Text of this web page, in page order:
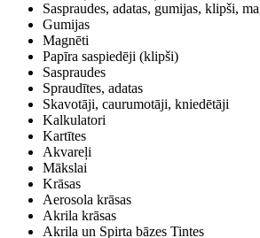
Saspraudes, adatas, gumijas, klipši,
Gumijas
Magnēti
Papīra saspiedēji (klipši)
Saspraudes
Spraudītes, adatas
Skavotāji, caurumotāji, kniedētāji
Kalkulatori
Kartītes
Akvareļi
Mākslai
Krāsas
Aerosola krāsas
Akrila krāsas
Akrila un Spirta bāzes Tintes